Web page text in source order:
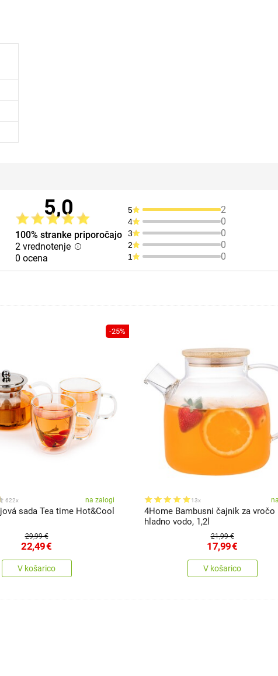
5,0
100% stranke priporočajo
2 vrednotenje
0 ocena
5 2
4 0
3 0
2 0
1 0
-25%
622x na zalogi
sada Tea time Hot&Cool
29,99 €
22,49€
V košarico
13x
4Home Bambusni čajnik za vročo
hladno vodo, 1,2l
21,99 €
17,99€
V košarico